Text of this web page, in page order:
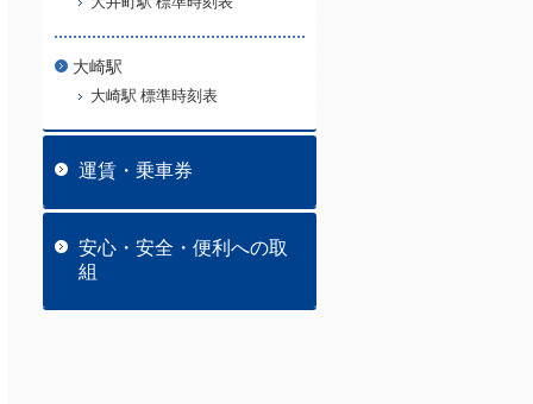
大崎駅
大崎駅 標準時刻表
運賃・乗車券
安心・安全・便利への取
組